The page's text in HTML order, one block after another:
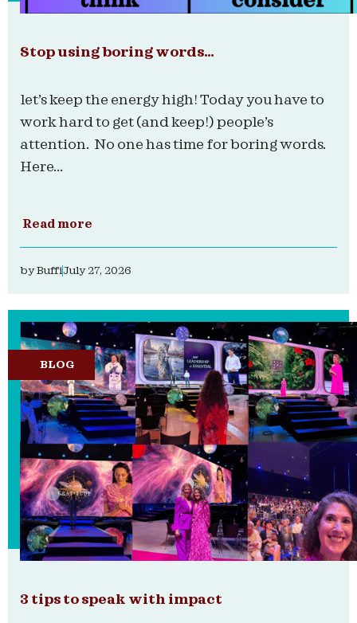
Stop using boring words…
let’s keep the energy high! Today you have to
work hard to get (and keep!) people’s
attention. No one has time for boring words.
Here...
Read more
byBuffiJuly 27, 2026
BLOG
3 tips to speak with impact